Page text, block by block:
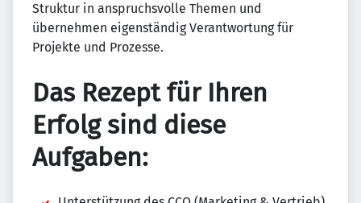
Struktur in anspruchsvolle Themen und
übernehmen eigenständig Verantwortung für
Projekte und Prozesse.
Das Rezept für Ihren
Erfolg sind diese
Aufgaben: